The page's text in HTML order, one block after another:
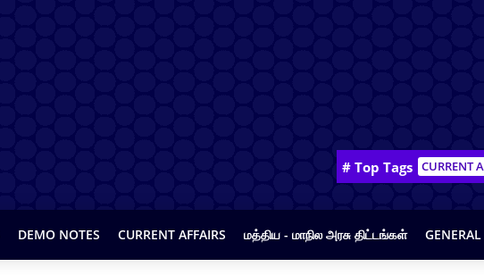
# Top Tags CURRENT
DEMO NOTES CURRENT AFFAIRS மத்திய - மாநில அரசு திட்டங்கள்